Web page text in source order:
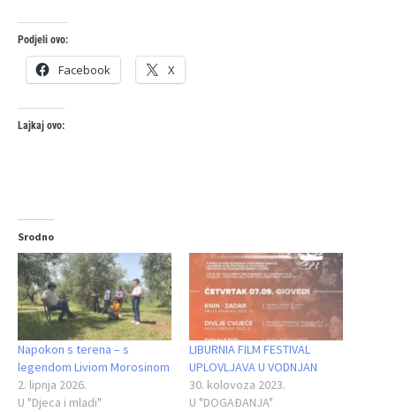
Podjeli ovo:
Facebook X
Lajkaj ovo:
Srodno
Napokon s terena – s
legendom Liviom Morosinom
2. lipnja 2026.
U "Djeca i mladi"
LIBURNIA FILM FESTIVAL
UPLOVLJAVA U VODNJAN
30. kolovoza 2023.
U "DOGAĐANJA"